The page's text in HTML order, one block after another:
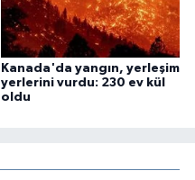
Kanada'da yangın, yerleşim
yerlerini vurdu: 230 ev kül
oldu